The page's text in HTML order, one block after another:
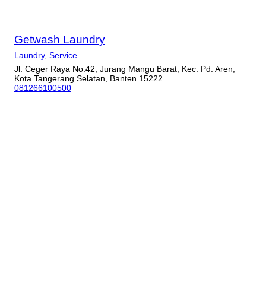
Getwash Laundry
Laundry, Service
Jl. Ceger Raya No.42, Jurang Mangu Barat, Kec. Pd. Aren,
Kota Tangerang Selatan, Banten 15222
081266100500